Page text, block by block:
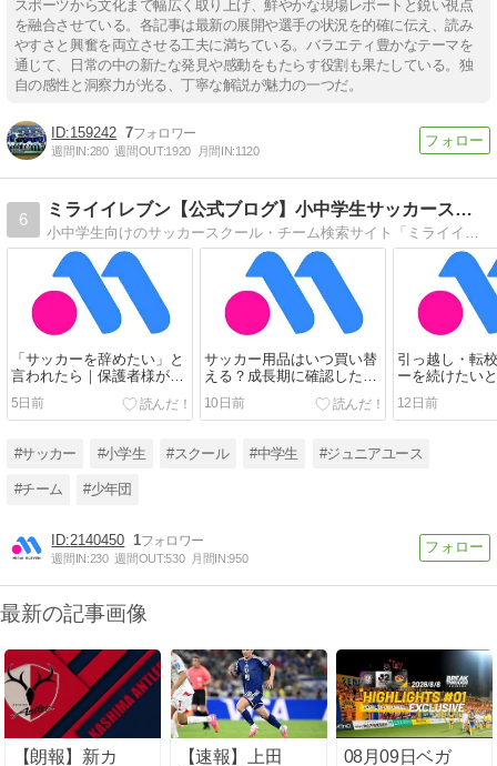
スポーツから文化まで幅広く取り上げ、鮮やかな現場レポートと鋭い視点
を融合させている。各記事は最新の展開や選手の状況を的確に伝え、読み
やすさと興奮を両立させる工夫に満ちている。バラエティ豊かなテーマを
通じて、日常の中の新たな発見や感動をもたらす役割も果たしている。独
自の感性と洞察力が光る、丁寧な解説が魅力の一つだ。
159242 7
週間IN:280 週間OUT:1920 月間IN:1120
6
ミライイレブン【公式ブログ】小中学生サッカースクール検索
小中学生向けのサッカースクール・チーム検索サイト「ミライイレブン」の公式ブログです。サイトの使い方、掲載情報の修正案内、公開情報のお知らせなどを発信します。
「サッカーを辞めたい」と
言われたら｜保護者様が考
えたい受け止め方と選択肢
5日前
サッカー用品はいつ買い替
える？成長期に確認したい
サイズと選び方
10日前
引っ越し・転
ーを続けたい
が確認したい
方
12日前
#サッカー #小学生 #スクール #中学生 #ジュニアユース
#チーム #少年団
2140450 1
週間IN:230 週間OUT:530 月間IN:950
最新の記事画像
【朗報】新カ
【速報】上田
08月09日ベガ